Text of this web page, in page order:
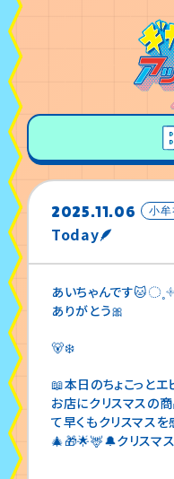
2025.11.06 小牟
Today🪶
あいちゃんです
ありがとう🎀
🐻‍❄️
📖本日のちょこっとエ
お店にクリスマスの
て早くもクリスマス
🎄🎁🌟🦌🔔クリスマ